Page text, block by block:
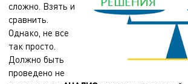
сложно. Взять и
сравнить.
Однако, не все
так просто.
Должно быть
проведено не